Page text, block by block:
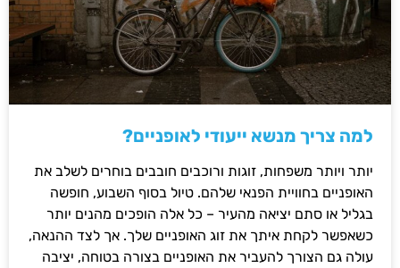
למה צריך מנשא ייעודי לאופניים?
יותר ויותר משפחות, זוגות ורוכבים חובבים בוחרים לשלב את
האופניים בחוויית הפנאי שלהם. טיול בסוף השבוע, חופשה
בגליל או סתם יציאה מהעיר – כל אלה הופכים מהנים יותר
כשאפשר לקחת איתך את זוג האופניים שלך. אך לצד ההנאה,
עולה גם הצורך להעביר את האופניים בצורה בטוחה, יציבה